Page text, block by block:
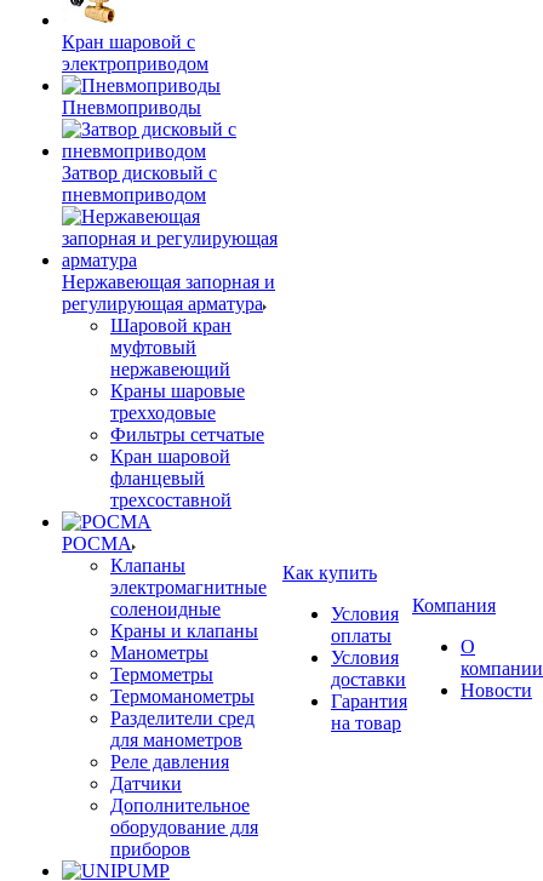
Кран шаровой с
электроприводом
Пневмоприводы
Затвор дисковый с
пневмоприводом
Нержавеющая запорная и
регулирующая арматура
Шаровой кран
муфтовый
нержавеющий
Краны шаровые
трехходовые
Фильтры сетчатые
Кран шаровой
фланцевый
трехсоставной
РОСМА
Клапаны
электромагнитные
соленоидные
Краны и клапаны
Манометры
Термометры
Термоманометры
Разделители сред
для манометров
Реле давления
Датчики
Дополнительное
оборудование для
приборов
Как купить
Условия
оплаты
Условия
доставки
Гарантия
на товар
Компания
О
компании
Новости